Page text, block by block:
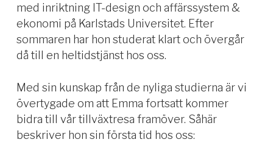
med inriktning IT-design och affärssystem &
ekonomi på Karlstads Universitet. Efter
sommaren har hon studerat klart och övergår
då till en heltidstjänst hos oss.
Med sin kunskap från de nyliga studierna är vi
övertygade om att Emma fortsatt kommer
bidra till vår tillväxtresa framöver. Såhär
beskriver hon sin första tid hos oss: